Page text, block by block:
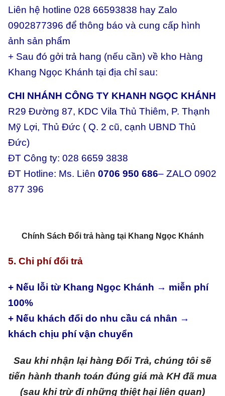
Liên hệ hotline 028 66593838 hay Zalo
0902877396 để thông báo và cung cấp hình
ảnh sản phẩm
+ Sau đó gởi trả hang (nếu cần) về kho Hàng
Khang Ngọc Khánh tại địa chỉ sau:
CHI NHÁNH CÔNG TY KHANH NGỌC KHÁNH
R29 Đường 87, KDC Vila Thủ Thiêm, P. Thạnh
Mỹ Lợi, Thủ Đức ( Q. 2 cũ, cạnh UBND Thủ
Đức)
ĐT Công ty: 028 6659 3838
ĐT Hotline: Ms. Liên 0706 950 686– ZALO 0902
877 396
Chính Sách Đổi trả hàng tại Khang Ngọc Khánh
5. Chi phí đổi trả
+ Nếu lỗi từ Khang Ngọc Khánh → miễn phí
100%
+ Nếu khách đổi do nhu cầu cá nhân →
khách chịu phí vận chuyển
Sau khi nhận lại hàng Đổi Trả, chúng tôi sẽ
tiến hành thanh toán đúng giá mà KH đã mua
(sau khi trừ đi những thiệt hại liên quan)